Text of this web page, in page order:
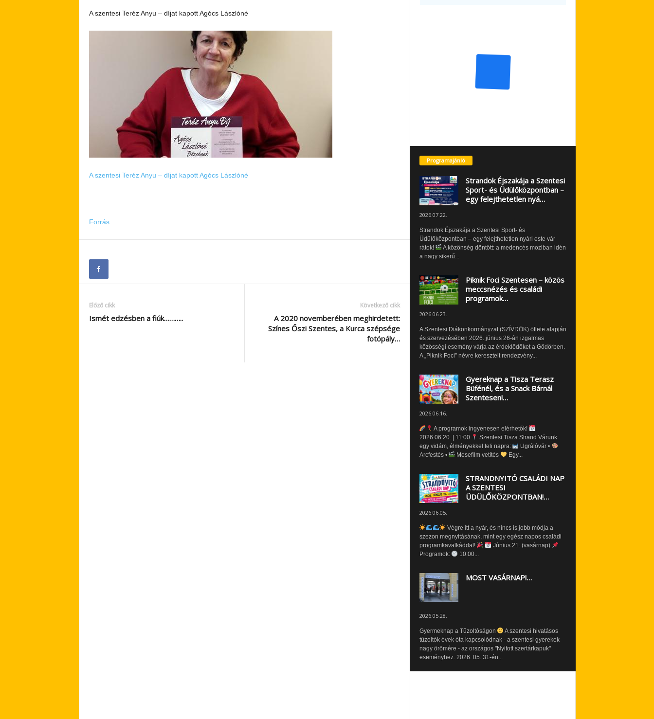
A szentesi Teréz Anyu – díjat kapott Agócs Lászlóné
A szentesi Teréz Anyu – díjat kapott Agócs Lászlóné
Forrás
Előző cikk
Ismét edzésben a fiúk………..
Következő cikk
A 2020 novemberében meghirdetett:
Színes Őszi Szentes, a Kurca szépsége
fotópály…
Programajánló
Strandok Éjszakája a Szentesi
Sport- és Üdülőközpontban –
egy felejthetetlen nyá…
2026.07.22.
Strandok Éjszakája a Szentesi Sport- és
Üdülőközpontban – egy felejthetetlen nyári este vár
rátok!
A közönség döntött: a medencés moziban idén
a nagy sikerű...
Piknik Foci Szentesen – közös
meccsnézés és családi
programok…
2026.06.23.
A Szentesi Diákönkormányzat (SZÍVDÖK) ötlete alapján
és szervezésében 2026. június 26-án izgalmas
közösségi esemény várja az érdeklődőket a Gödörben.
A „Piknik Foci” névre keresztelt rendezvény...
Gyereknap a Tisza Terasz
Büfénél, és a Snack Bárnál
Szentesen!…
2026.06.16.
A programok ingyenesen elérhetők!
2026.06.20. | 11:00
Szentesi Tisza Strand Várunk
egy vidám, élményekkel teli napra:
Ugrálóvár •
Arcfestés •
Mesefilm vetítés Egy...
STRANDNYITÓ CSALÁDI NAP
A SZENTESI
ÜDÜLŐKÖZPONTBAN!…
2026.06.05.
Végre itt a nyár, és nincs is jobb módja a
szezon megnyitásának, mint egy egész napos családi
programkavalkáddal!
Június 21. (vasárnap)
Programok:
10:00...
MOST VASÁRNAP!…
2026.05.28.
Gyermeknap a Tűzoltóságon
A szentesi hivatásos
tűzoltók évek óta kapcsolódnak - a szentesi gyerekek
nagy örömére - az országos "Nyitott szertárkapuk"
eseményhez. 2026. 05. 31-én...